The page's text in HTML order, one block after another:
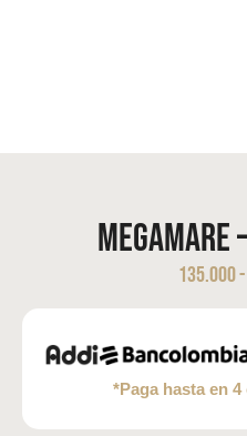
Megamare
135.000-
*Paga hasta en